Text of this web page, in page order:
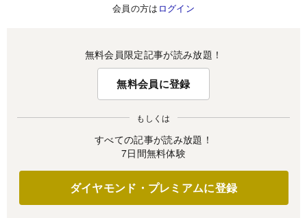
会員の方は ログイン
無料会員限定記事が読み放題！
無料会員に登録
もしくは
すべての記事が読み放題！
7日間無料体験
ダイヤモンド・プレミアムに登録